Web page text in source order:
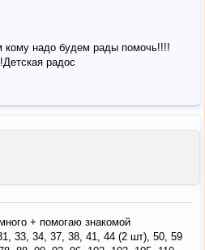
кому надо будем рады помочь!!!!
радос
+ помогаю знакомой
33, 34, 37, 38, 41, 44 (2 шт), 50, 59